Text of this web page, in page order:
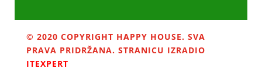
© 2020 COPYRIGHT HAPPY HOUSE. SVA
PRAVA PRIDRŽANA. STRANICU IZRADIO
ITEXPERT